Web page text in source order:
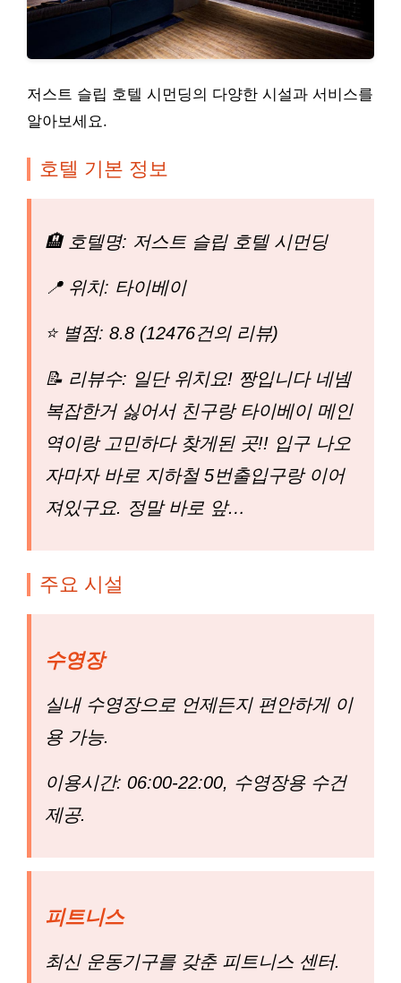
저스트 슬립 호텔 시먼딩의 다양한 시설과 서비스를
알아보세요.
호텔 기본 정보
🏨 호텔명: 저스트 슬립 호텔 시먼딩
📍 위치: 타이베이
⭐ 별점: 8.8 (12476건의 리뷰)
📝 리뷰수: 일단 위치요! 짱입니다 네넴
복잡한거 싫어서 친구랑 타이베이 메인
역이랑 고민하다 찾게된 곳!! 입구 나오
자마자 바로 지하철 5번출입구랑 이어
져있구요. 정말 바로 앞…
주요 시설
수영장
실내 수영장으로 언제든지 편안하게 이
용 가능.
이용시간: 06:00-22:00, 수영장용 수건
제공.
피트니스
최신 운동기구를 갖춘 피트니스 센터.